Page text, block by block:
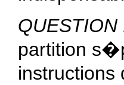
QUESTION
partition
instructions